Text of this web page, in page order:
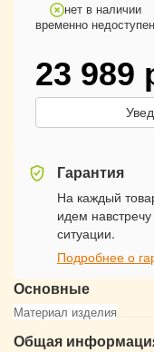
Основные
Материал изделия
Общая
нет в наличии
временно недоступен
23 989
Гарантия
На каждый
идем
ситуации.
Подробнее о